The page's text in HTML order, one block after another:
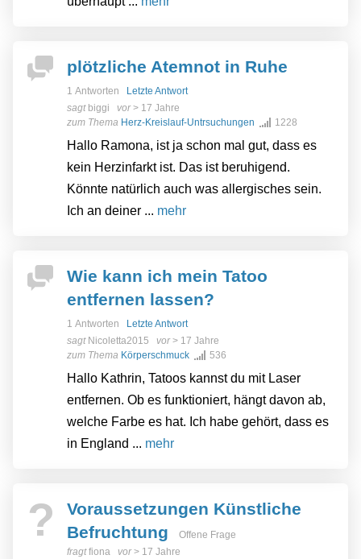
plötzliche Atemnot in Ruhe
1 Antworten
Letzte Antwort
sagt biggi vor> 17 Jahre
zum Thema Herz-Kreislauf-Untrsuchungen 1228
Hallo Ramona, ist ja schon mal gut, dass es
kein Herzinfarkt ist. Das ist beruhigend.
Könnte natürlich auch was allergisches sein.
Ich an deiner ... mehr
Wie kann ich mein Tatoo
entfernen lassen?
1 Antworten
Letzte Antwort
sagt Nicoletta2015 vor> 17 Jahre
zum Thema Körperschmuck 536
Hallo Kathrin, Tatoos kannst du mit Laser
entfernen. Ob es funktioniert, hängt davon ab,
welche Farbe es hat. Ich habe gehört, dass es
in England ... mehr
?
Voraussetzungen Künstliche
Befruchtung
Offene Frage
fragtfiona vor> 17 Jahre